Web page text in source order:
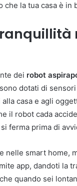
che la tua casa è in
dei robot
dotati di
casa e agli
il robot cada
ferma prima di
nelle smart home,
app, dandoti la
quando sei